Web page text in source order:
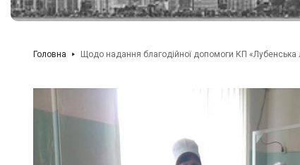
Головна Щодо надання благодійної допомоги КП «Лубенська